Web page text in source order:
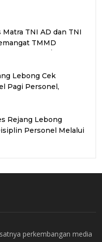
TNI AD dan TNI
TMMD
Kodim 0714/Salatiga
Lebong Cek
Pagi Personel,
dan
Rejang Lebong
Personel Melalui
Pembinaan Rutin
perkembangan media